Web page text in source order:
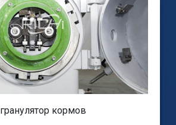
гранулятор кормов